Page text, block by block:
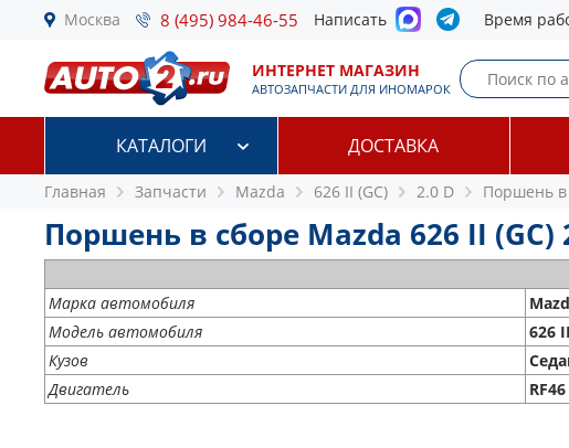
Москва 8 (495) 984-46-55 Написать Время
ИНТЕРНЕТ МАГАЗИН
АВТОЗАПЧАСТИ ДЛЯ ИНОМАРОК
КАТАЛОГИ ДОСТАВКА
Главная Запчасти Mazda 626 II (GC) 2.0 D Поршень в
Поршень в сборе Mazda 626 II (GC)
Марка автомобиля
Модель автомобиля
626
Кузов
Двигатель